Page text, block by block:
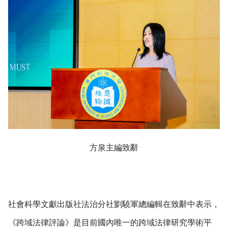
方泉主編致辭
社會科學文獻出版社法治分社劉驍軍總編輯在致辭中表示，
《跨域法律評論》是目前國內唯一的跨域法律研究學術平